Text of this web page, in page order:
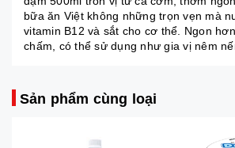
bữa ăn Việt không những trọn vẹn mà
vitamin B12 và sắt cho cơ thể. Ngon
chấm, có thể sử dụng như gia vị nêm
Sản phẩm cùng loại